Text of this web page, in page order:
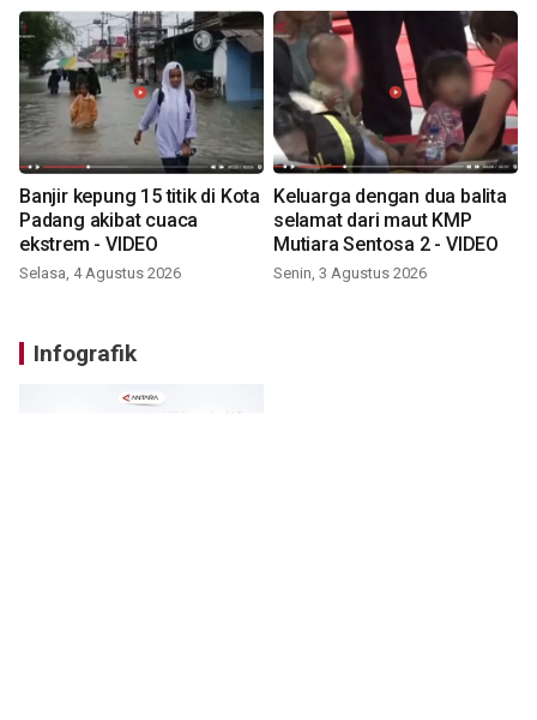
Banjir kepung 15 titik di Kota
Padang akibat cuaca
ekstrem - VIDEO
Selasa, 4 Agustus 2026
Keluarga dengan dua balita
selamat dari maut KMP
Mutiara Sentosa 2 - VIDEO
Senin, 3 Agustus 2026
Infografik